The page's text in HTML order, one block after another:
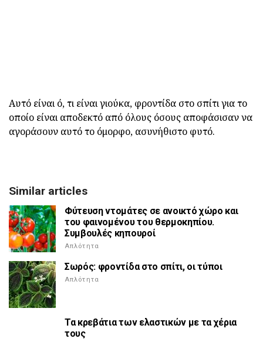
Αυτό είναι ό, τι είναι γιούκα, φροντίδα στο σπίτι για το
οποίο είναι αποδεκτό από όλους όσους αποφάσισαν να
αγοράσουν αυτό το όμορφο, ασυνήθιστο φυτό.
Similar articles
Φύτευση ντομάτες σε ανοικτό χώρο και
του φαινομένου του θερμοκηπίου.
Συμβουλές κηπουροί
Απλότητα
Σωρός: φροντίδα στο σπίτι, οι τύποι
Απλότητα
Τα κρεβάτια των ελαστικών με τα χέρια
τους